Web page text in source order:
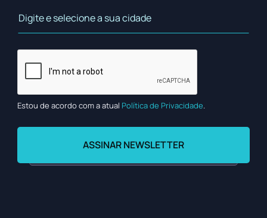
Estou de acordo com a atual Política de Privacidade.